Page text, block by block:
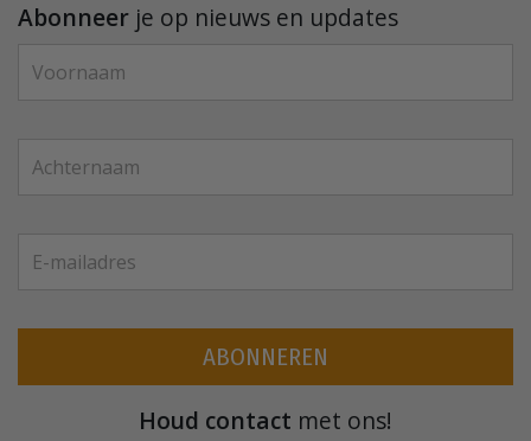
Abonneer je op nieuws en updates
ABONNEREN
Houd contact met ons!